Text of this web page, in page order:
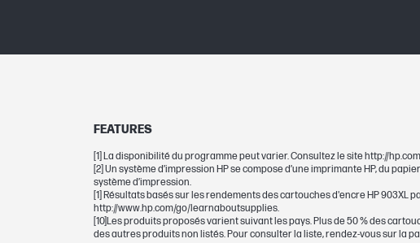
CARTOUCHES ET TÊTES D'IMPRESSION
Goutte d'encre
FEATURES
[1] La disponibilité du programme peut varier. Consultez le site http://
[2] Un système d’impression HP se compose d’une imprimante HP, du
système d’impression.
[1] Résultats basés sur les rendements des cartouches d'encre HP
http://www.hp.com/go/learnaboutsupplies.
[10]Les produits proposés varient suivant les pays. Plus de 50 % des
des autres produits non listés. Pour consulter la liste, rendez-vous sur la